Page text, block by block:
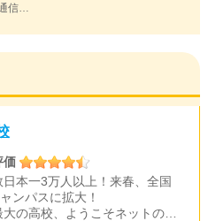
信…
価
日本一3万人以上！来春、全国
ンパスに拡大！
大の高校、ようこそネットの…